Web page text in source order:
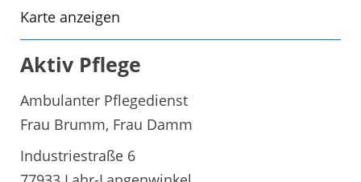
Karte anzeigen
Aktiv Pflege
Ambulanter Pflegedienst
Frau Brumm, Frau Damm
Industriestraße 6